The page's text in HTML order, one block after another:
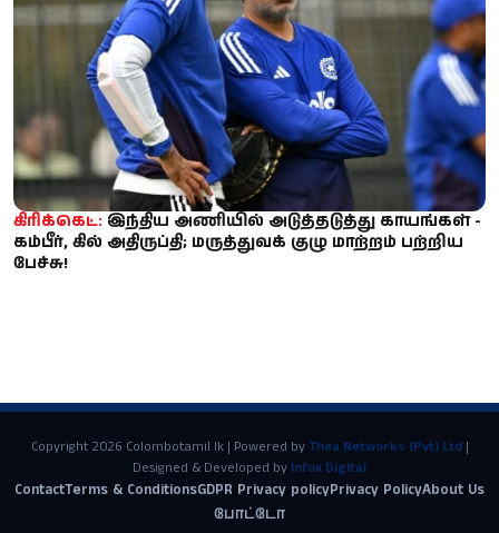
கிரிக்கெட்: இந்திய அணியில் அடுத்தடுத்து காயங்கள் -
கம்பீர், கில் அதிருப்தி; மருத்துவக் குழு மாற்றம் பற்றிய
பேச்சு!
Copyright 2026 Colombotamil.lk | Powered by Thea Networks (Pvt) Ltd|
Designed & Developed by Infox Digital
ContactTerms & ConditionsGDPR Privacy policyPrivacy PolicyAbout Us
போட்டோ